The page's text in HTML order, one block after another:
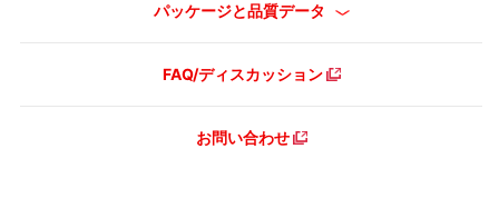
パッケージと品質データ
FAQ/ディスカッション
お問い合わせ